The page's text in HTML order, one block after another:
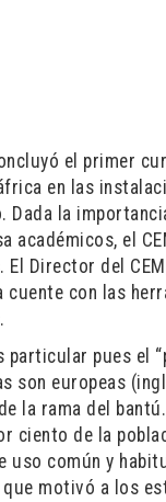
el primer
en las
Dada la
académicos, el
Director del
con las
particular pues
son europeas
la rama del
ciento de la
uso común y
motivó a los